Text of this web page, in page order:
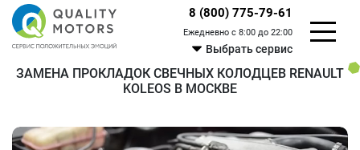
8 (800) 775-79-61
Ежедневно с 8:00 до 22:00
Выбрать сервис
ЗАМЕНА ПРОКЛАДОК СВЕЧНЫХ КОЛОДЦЕВ RENAULT
KOLEOS В МОСКВЕ